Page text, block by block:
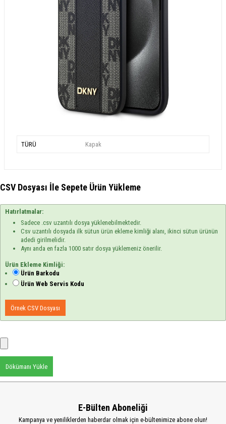
TÜRÜ Kapak
CSV Dosyası İle Sepete Ürün Yükleme
Hatırlatmalar:
Sadece .csv uzantılı dosya yüklenebilmektedir.
Csv uzantılı dosyada ilk sütun ürün ekleme kimliği alanı, ikinci sütun ürünün
adedi girilmelidir.
Aynı anda en fazla 1000 satır dosya yüklemeniz önerilir.
Ürün Ekleme Kimliği:
Ürün Barkodu
Ürün Web Servis Kodu
Örnek CSV Dosyası
Dökümanı Yükle
E-Bülten Aboneliği
Kampanya ve yeniliklerden haberdar olmak için e-bültenimize abone olun!